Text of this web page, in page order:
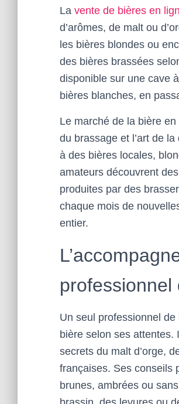
La vente de bières en
d’arômes, de malt ou
les bières blondes ou
des bières brassées
disponible sur une cave
bières blanches, en
Le marché de la bière
du brassage et l’art de
à des bières locales,
amateurs découvrent
produites par des
chaque mois de
entier.
Un seul professionnel
bière selon ses
secrets du malt d’orge,
françaises. Ses conseils
brunes, ambrées ou